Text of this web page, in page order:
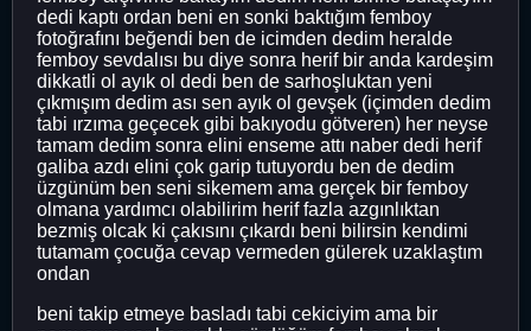
dedi kaptı ordan beni en sonki baktığım femboy
fotoğrafını beğendi ben de icimden dedim heralde
femboy sevdalısı bu diye sonra herif bir anda kardeşim
dikkatli ol ayık ol dedi ben de sarhoşluktan yeni
çıkmışım dedim ası sen ayık ol gevşek (içimden dedim
tabi ırzıma geçecek gibi bakıyodu götveren) her neyse
tamam dedim sonra elini enseme attı naber dedi herif
galiba azdı elini çok garip tutuyordu ben de dedim
üzgünüm ben seni sikemem ama gerçek bir femboy
olmana yardımcı olabilirim herif fazla azgınlıktan
bezmiş olcak ki çakısını çıkardı beni bilirsin kendimi
tutamam çocuğa cevap vermeden gülerek uzaklaştım
ondan
beni takip etmeye basladı tabi cekiciyim ama bir